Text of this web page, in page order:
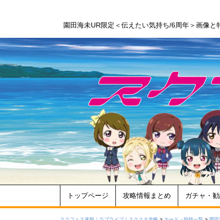
園田海未UR限定＜伝えたい気持ち/6周年＞画像
トップページ 攻略情報まとめ ガチャ・